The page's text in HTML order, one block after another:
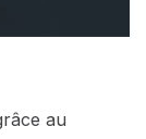
au